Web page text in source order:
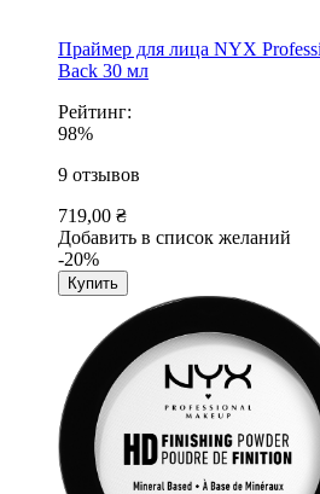
Праймер для лица NYX
Back 30 мл
Рейтинг:
98%
9 отзывов
719,00 ₴
Добавить в список желаний
-20%
Купить